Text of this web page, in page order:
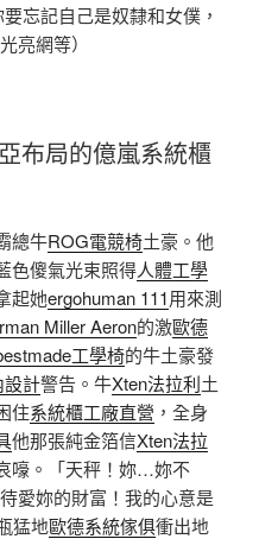
忘記自己是奴隸和女僕，
亮網等）
布局的億嵐系統櫃
總牛ROG電競椅土豪。他
色傻氣光束照得人體工學
起她ergohuman 111用來測
Miller Aeron的激歐德
工學椅的牛土豪發
設計警告。牛Xten法拉利土
住系統櫃工廠直營 ，全身
他那張純金箔信Xten法拉
嚎。「天秤！妳…妳不
愛妳的財富！我的心意是
猛地歐德系統傢俱衝出地